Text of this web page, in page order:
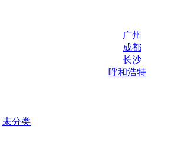
广州
成都
长沙
呼和浩特
未分类